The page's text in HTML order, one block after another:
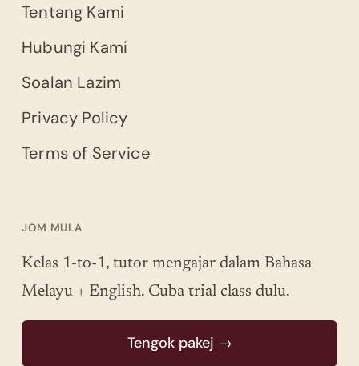
Tentang Kami
Hubungi Kami
Soalan Lazim
Privacy Policy
Terms of Service
JOM MULA
Kelas 1-to-1, tutor mengajar dalam Bahasa
Melayu + English. Cuba trial class dulu.
Tengok pakej →